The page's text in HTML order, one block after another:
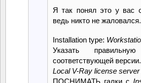
Я так понял это у вас
ведь никто не жаловался.
Installation type:
Указать
соответствующей версии.
Local V-Ray license
ПОСНИМАТЬ галки с